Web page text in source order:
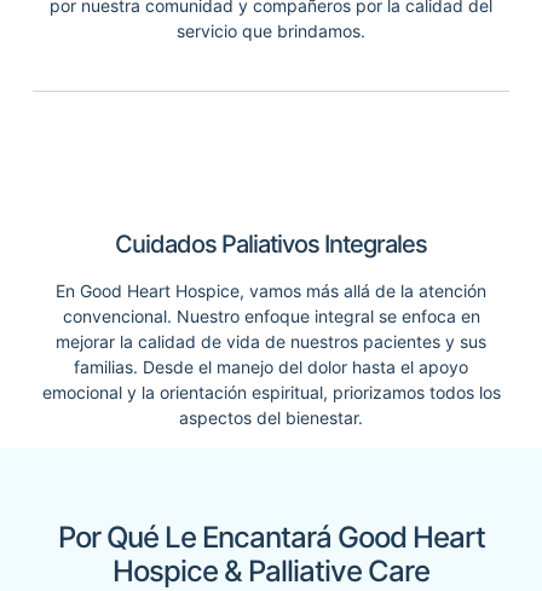
por nuestra comunidad y compañeros por la calidad del
servicio que brindamos.
Cuidados Paliativos Integrales
En Good Heart Hospice, vamos más allá de la atención
convencional. Nuestro enfoque integral se enfoca en
mejorar la calidad de vida de nuestros pacientes y sus
familias. Desde el manejo del dolor hasta el apoyo
emocional y la orientación espiritual, priorizamos todos los
aspectos del bienestar.
Por Qué Le Encantará Good Heart
Hospice & Palliative Care